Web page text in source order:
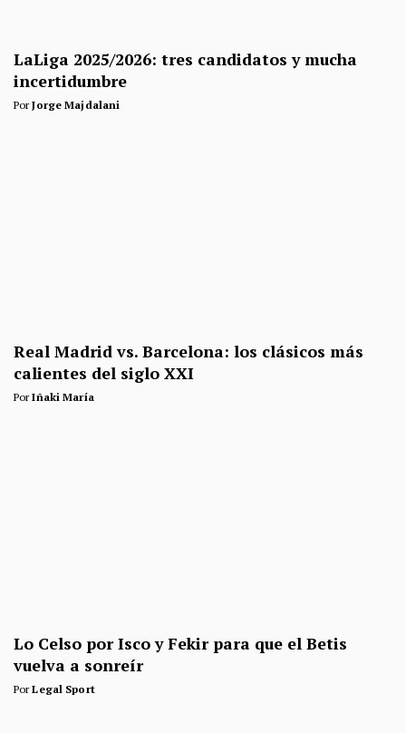
LaLiga 2025/2026: tres candidatos y mucha
incertidumbre
PorJorge Majdalani
Real Madrid vs. Barcelona: los clásicos más
calientes del siglo XXI
PorIñaki María
Lo Celso por Isco y Fekir para que el Betis
vuelva a sonreír
PorLegal Sport